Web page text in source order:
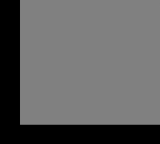
关于M+藏品